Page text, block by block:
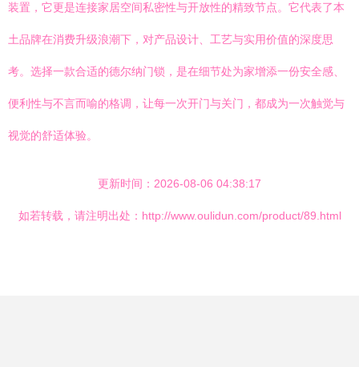
装置，它更是连接家居空间私密性与开放性的精致节点。它代表了本
土品牌在消费升级浪潮下，对产品设计、工艺与实用价值的深度思
考。选择一款合适的德尔纳门锁，是在细节处为家增添一份安全感、
便利性与不言而喻的格调，让每一次开门与关门，都成为一次触觉与
视觉的舒适体验。
更新时间：2026-08-06 04:38:17
如若转载，请注明出处：http://www.oulidun.com/product/89.html